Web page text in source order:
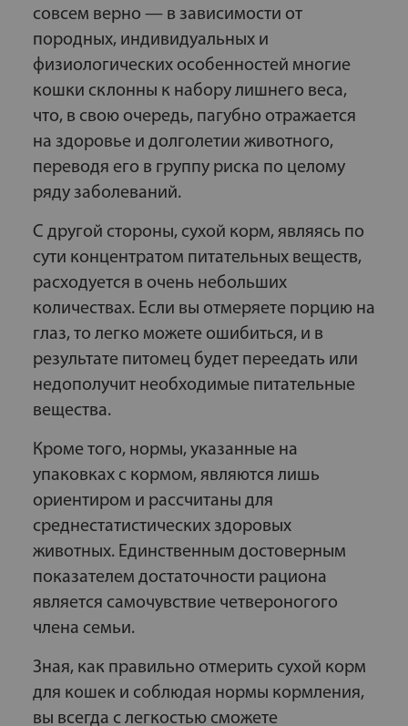
совсем верно — в зависимости от
породных, индивидуальных и
физиологических особенностей многие
кошки склонны к набору лишнего веса,
что, в свою очередь, пагубно отражается
на здоровье и долголетии животного,
переводя его в группу риска по целому
ряду заболеваний.
С другой стороны, сухой корм, являясь по
сути концентратом питательных веществ,
расходуется в очень небольших
количествах. Если вы отмеряете порцию на
глаз, то легко можете ошибиться, и в
результате питомец будет переедать или
недополучит необходимые питательные
вещества.
Кроме того, нормы, указанные на
упаковках с кормом, являются лишь
ориентиром и рассчитаны для
среднестатистических здоровых
животных. Единственным достоверным
показателем достаточности рациона
является самочувствие четвероногого
члена семьи.
Зная, как правильно отмерить сухой корм
для кошек и соблюдая нормы кормления,
вы всегда с легкостью сможете